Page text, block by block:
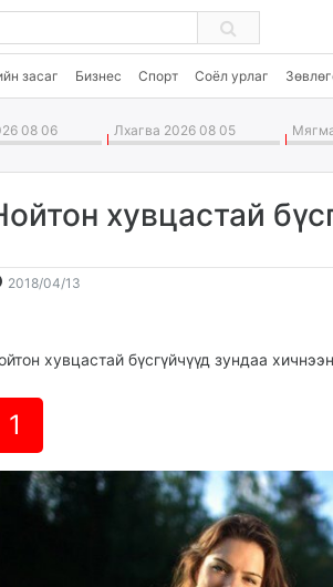
засаг Бизнес Спорт Соёл урлаг
08 06 Лхагва 2026 08 05
хувцастай
2018/04/13
15:36:30
15:35:02
хувцастай бүсгүйчүүд зундаа
1